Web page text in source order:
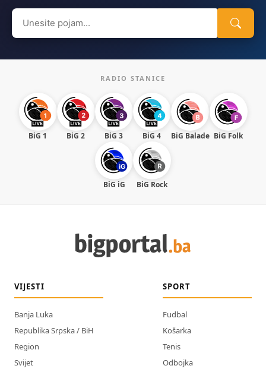
Search
for:
RADIO STANICE
BiG 1 BiG 2 BiG 3 BiG 4 BiG Balade BiG Folk
BiG iG BiG Rock
VIJESTI
Banja Luka
Republika Srpska / BiH
Region
Svijet
SPORT
Fudbal
Košarka
Tenis
Odbojka